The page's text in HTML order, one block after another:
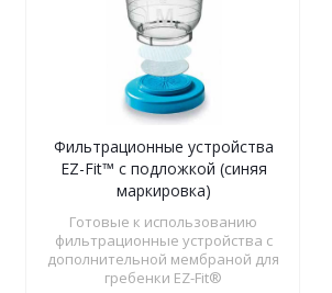
Фильтрационные устройства
EZ-Fit™ с подложкой (синяя
маркировка)
Готовые к использованию
фильтрационные устройства с
дополнительной мембраной для
гребенки EZ-Fit®